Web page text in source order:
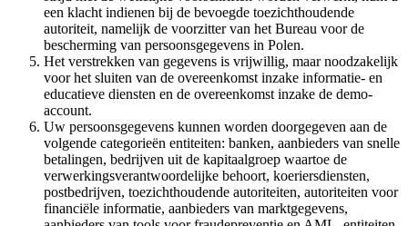
een klacht indienen bij de bevoegde toezichthoudende
autoriteit, namelijk de voorzitter van het Bureau voor de
bescherming van persoonsgegevens in Polen.
Het verstrekken van gegevens is vrijwillig, maar noodzakelijk
voor het sluiten van de overeenkomst inzake informatie- en
educatieve diensten en de overeenkomst inzake de demo-
account.
Uw persoonsgegevens kunnen worden doorgegeven aan de
volgende categorieën entiteiten: banken, aanbieders van snelle
betalingen, bedrijven uit de kapitaalgroep waartoe de
verwerkingsverantwoordelijke behoort, koeriersdiensten,
postbedrijven, toezichthoudende autoriteiten, autoriteiten voor
financiële informatie, aanbieders van marktgegevens,